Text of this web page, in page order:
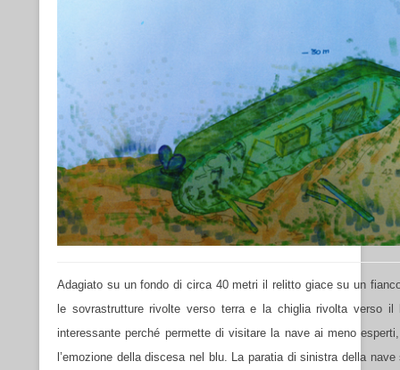
Adagiato su un fondo di circa 40 metri il relitto giace su un
le sovrastrutture rivolte verso terra e la chiglia rivolta verso il
interessante perché permette di visitare la nave ai meno
l’emozione della discesa nel blu. La paratia di sinistra della